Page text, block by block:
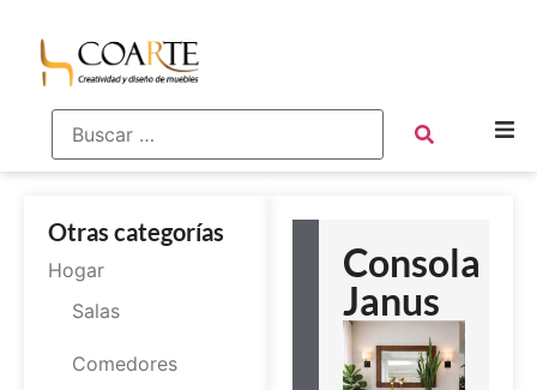
Otras categorías
Hogar
Salas
Comedores
Consola
Janus